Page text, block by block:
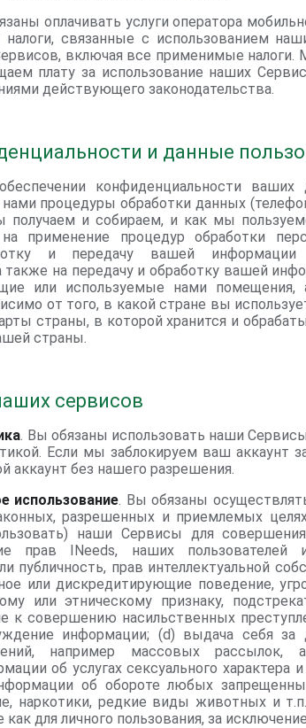
оплачивать услуги оператора
связанные с использованием
включая все применимые
плату за использование наших
действующего законодательства.
и данные
конфиденциальности
процедуры обработки данных
и собираем, и как мы
применение процедур обработки
и передачу вашей
на передачу и обработку вашей
или используемые нами
от того, в какой стране вы
страны, в которой хранится и
страны.
сервисов
. Вы обязаны использовать наши
Если мы заблокируем ваш аккаунт
аккаунт без нашего разрешения.
использование. Вы обязаны
разрешенных и приемлемых
наши Сервисы для
прав INeeds, наших
публичность, прав интеллектуальной
или дискредитирующие поведение,
или этническому признаку,
к совершению насильственных
информации; (d) выдача себя за
например массовых
об услугах сексуального характера
об обороте любых
наркотики, редкие виды животных и
как для личного пользования, за